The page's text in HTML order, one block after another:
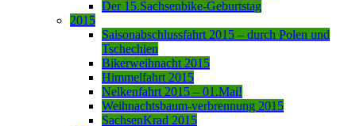
Der 15.Sachsenbike-Geburtstag
2015
Saisonabschlussfahrt 2015 – durch Polen und
Tschechien
Bikerweihnacht 2015
Himmelfahrt 2015
Nelkenfahrt 2015 – 01.Mai!
Weihnachtsbaum-verbrennung 2015
SachsenKrad 2015